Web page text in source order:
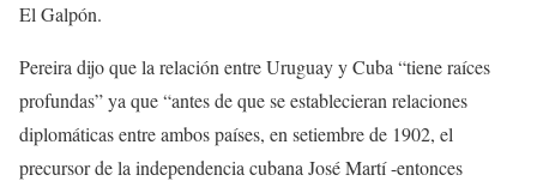
El Galpón.
Pereira dijo que la relación entre Uruguay y Cuba “tiene raíces
profundas” ya que “antes de que se establecieran relaciones
diplomáticas entre ambos países, en setiembre de 1902, el
precursor de la independencia cubana José Martí -entonces